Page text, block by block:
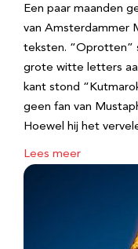
Een paar maanden
van Amsterdammer
teksten. “Oprotten”
grote witte letters
kant stond
geen fan van
Hoewel hij het
Lees meer